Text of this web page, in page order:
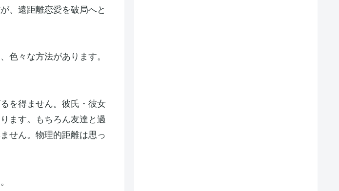
、遠距離恋愛を破局へと
色々な方法があります。
を得ません。彼氏・彼女
ます。もちろん友達と過
せん。物理的距離は思っ